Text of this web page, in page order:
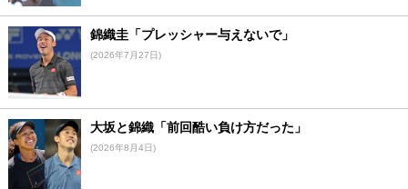
錦織圭「プレッシャー与えないで」
(2026年7月27日)
大坂と錦織「前回酷い負け方だった」
(2026年8月4日)